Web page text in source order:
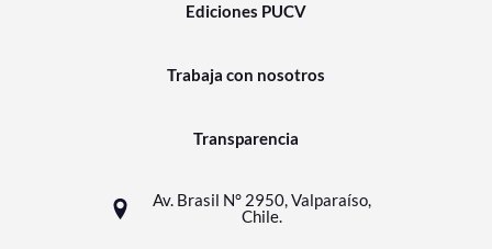
Ediciones PUCV
Trabaja con nosotros
Transparencia
Av. Brasil N° 2950, Valparaíso,
Chile.